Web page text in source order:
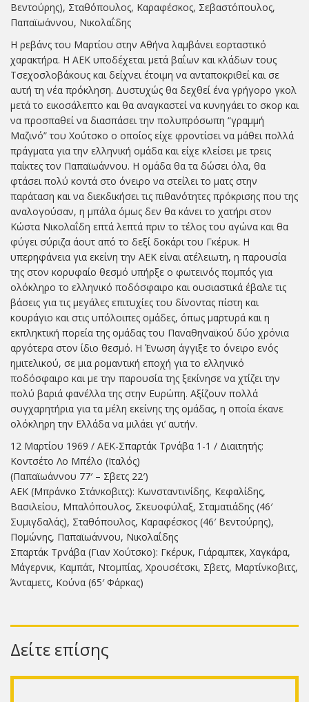
Βεντούρης), Σταθόπουλος, Καραφέσκος, Σεβαστόπουλος,
Παπαϊωάννου, Νικολαΐδης
Η ρεβάνς του Μαρτίου στην Αθήνα λαμβάνει εορταστικό
χαρακτήρα. Η ΑΕΚ υποδέχεται μετά βαΐων και κλάδων τους
Τσεχοσλοβάκους και δείχνει έτοιμη να ανταποκριθεί και σε
αυτή τη νέα πρόκληση. Δυστυχώς θα δεχθεί ένα γρήγορο γκολ
μετά το εικοσάλεπτο και θα αναγκαστεί να κυνηγάει το σκορ και
να προσπαθεί να διασπάσει την πολυπρόσωπη “γραμμή
Μαζινό” του Χούτσκο ο οποίος είχε φροντίσει να μάθει πολλά
πράγματα για την ελληνική ομάδα και είχε κλείσει με τρεις
παίκτες τον Παπαϊωάννου. Η ομάδα θα τα δώσει όλα, θα
φτάσει πολύ κοντά στο όνειρο να στείλει το ματς στην
παράταση και να διεκδικήσει τις πιθανότητες πρόκρισης που της
αναλογούσαν, η μπάλα όμως δεν θα κάνει το χατήρι στον
Κώστα Νικολαΐδη επτά λεπτά πριν το τέλος του αγώνα και θα
φύγει σύριζα άουτ από το δεξί δοκάρι του Γκέρυκ. Η
υπερηφάνεια για εκείνη την ΑΕΚ είναι ατέλειωτη, η παρουσία
της στον κορυφαίο θεσμό υπήρξε ο φωτεινός πομπός για
ολόκληρο το ελληνικό ποδόσφαιρο και ουσιαστικά έβαλε τις
βάσεις για τις μεγάλες επιτυχίες του δίνοντας πίστη και
κουράγιο και στις υπόλοιπες ομάδες, όπως μαρτυρά και η
εκπληκτική πορεία της ομάδας του Παναθηναϊκού δύο χρόνια
αργότερα στον ίδιο θεσμό. Η Ένωση άγγιξε το όνειρο ενός
ημιτελικού, σε μια ρομαντική εποχή για το ελληνικό
ποδόσφαιρο και με την παρουσία της ξεκίνησε να χτίζει την
πολύ βαριά φανέλλα της στην Ευρώπη. Αξίζουν πολλά
συγχαρητήρια για τα μέλη εκείνης της ομάδας, η οποία έκανε
ολόκληρη την Ελλάδα να μιλάει γι’ αυτήν.
12 Μαρτίου 1969 / ΑΕΚ-Σπαρτάκ Τρνάβα 1-1 / Διαιτητής:
Κοντσέτο Λο Μπέλο (Ιταλός)
(Παπαϊωάννου 77′ – Σβετς 22′)
ΑΕΚ (Μπράνκο Στάνκοβιτς): Κωνσταντινίδης, Κεφαλίδης,
Βασιλείου, Μπαλόπουλος, Σκευοφύλαξ, Σταματιάδης (46′
Συμιγδαλάς), Σταθόπουλος, Καραφέσκος (46′ Βεντούρης),
Πομώνης, Παπαϊωάννου, Νικολαΐδης
Σπαρτάκ Τρνάβα (Γιαν Χούτσκο): Γκέρυκ, Γιάραμπεκ, Χαγκάρα,
Μάγερνικ, Καμπάτ, Ντομπίας, Χρουσέτσκι, Σβετς, Μαρτίνκοβιτς,
Άνταμετς, Κούνα (65′ Φάρκας)
Δείτε επίσης